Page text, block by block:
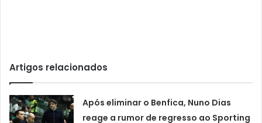
Artigos relacionados
Após eliminar o Benfica, Nuno Dias
reage a rumor de regresso ao Sporting